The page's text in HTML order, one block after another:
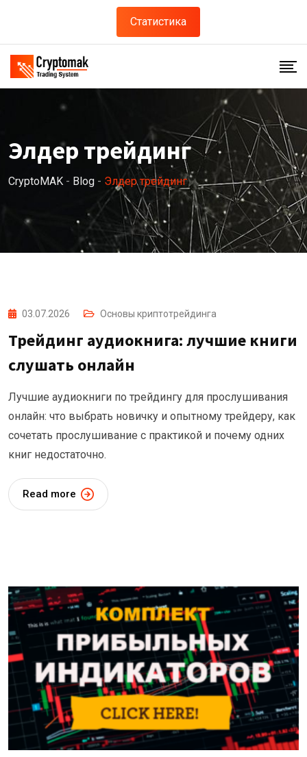
content
Статистика
Элдер трейдинг
CryptoMAK - Blog - Элдер трейдинг
03.07.2026 Основы криптотрейдинга
Трейдинг аудиокнига: лучшие книги
слушать онлайн
Лучшие аудиокниги по трейдингу для прослушивания
онлайн: что выбрать новичку и опытному трейдеру, как
сочетать прослушивание с практикой и почему одних
книг недостаточно.
Read more